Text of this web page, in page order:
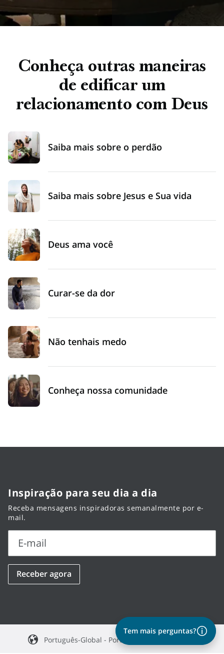
Conheça outras maneiras
de edificar um
relacionamento com Deus
Saiba mais sobre o perdão
Saiba mais sobre Jesus e Sua vida
Deus ama você
Curar-se da dor
Não tenhais medo
Conheça nossa comunidade
Tem mais perguntas?
Inspiração para seu dia a dia
Receba mensagens inspiradoras semanalmente por e-
mail.
E-mail
E-
mail
Receber agora
Português-Global - Português